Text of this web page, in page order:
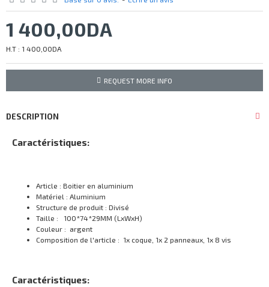
1 400,00DA
H.T : 1 400,00DA
REQUEST MORE INFO
DESCRIPTION
Caractéristiques:
Article : Boitier en aluminium
Matériel : Aluminium
Structure de produit : Divisé
Taille : 100*74*29MM (LxWxH)
Couleur : argent
Composition de l'article : 1x coque, 1x 2 panneaux, 1x 8 vis
Caractéristiques: